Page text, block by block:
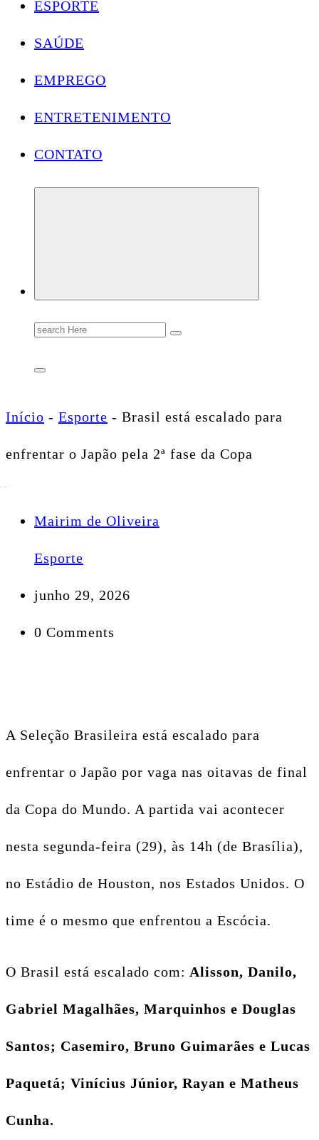
ESPORTE
SAÚDE
EMPREGO
ENTRETENIMENTO
CONTATO
Search
for:
Início - Esporte - Brasil está escalado para
enfrentar o Japão pela 2ª fase da Copa
Mairim de Oliveira
Esporte
junho 29, 2026
0 Comments
A Seleção Brasileira está escalado para
enfrentar o Japão por vaga nas oitavas de final
da Copa do Mundo. A partida vai acontecer
nesta segunda-feira (29), às 14h (de Brasília),
no Estádio de Houston, nos Estados Unidos. O
time é o mesmo que enfrentou a Escócia.
O Brasil está escalado com: Alisson, Danilo,
Gabriel Magalhães, Marquinhos e Douglas
Santos; Casemiro, Bruno Guimarães e Lucas
Paquetá; Vinícius Júnior, Rayan e Matheus
Cunha.